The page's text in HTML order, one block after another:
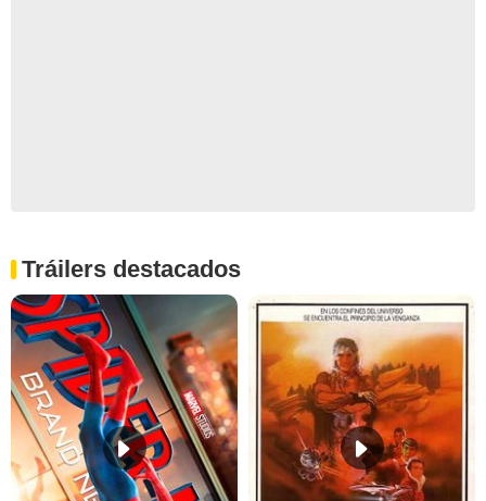
Tráilers destacados